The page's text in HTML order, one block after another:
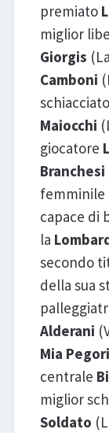
premiato
miglior
Giorgis
Camboni
Maiocchi
giocatore
Branchesi
femminile
capace di
la
secondo
della sua
Alderani
Mia
centrale
miglior
Soldato